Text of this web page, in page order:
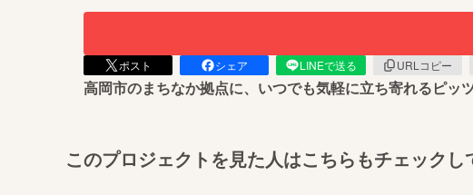
ポスト シェア LINEで送る URLコピー
高岡市のまちなか拠点に、いつでも気軽に立ち寄れるピッ
このプロジェクトを見た人はこちらもチェックし